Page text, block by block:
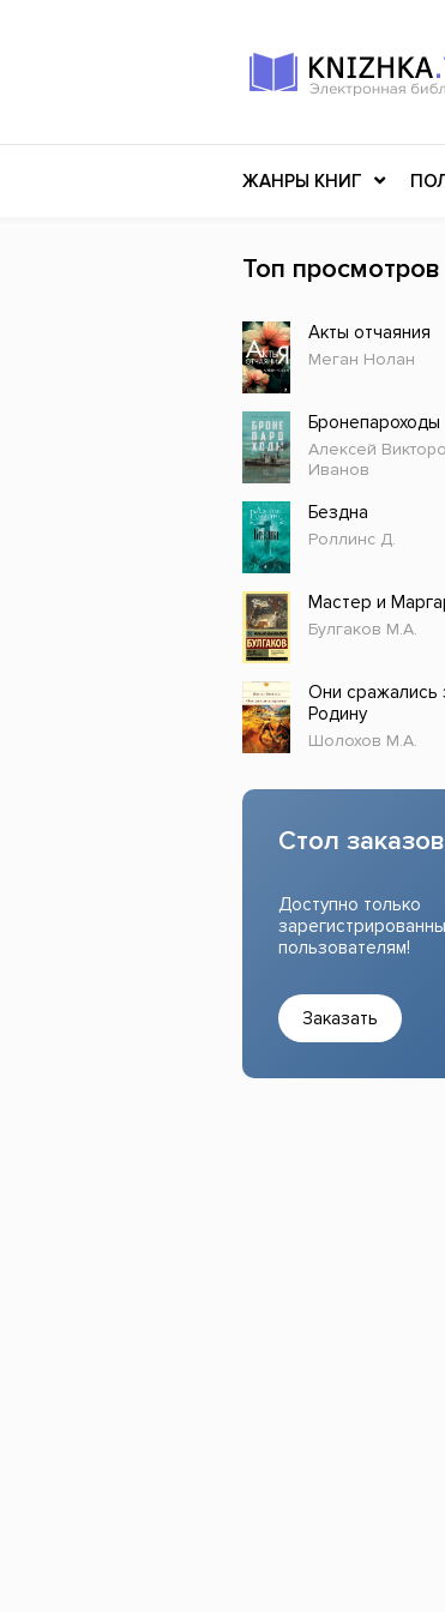
ЖАНРЫ КНИГ
Российское
Детективы
Детские книги
История
Разное
Прочие издания
Топ просмотров
Акты отчаяния
Меган Нолан
Бронепароходы
Алексей
Иванов
Бездна
Роллинс Д.
Мастер и
Булгаков М.А.
Они сражались
Родину
Шолохов М.А.
Стол заказов
Доступно только
пользователям!
Заказать